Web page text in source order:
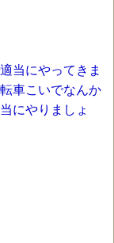
当にやってきま
車こいでなんか
にやりましょ